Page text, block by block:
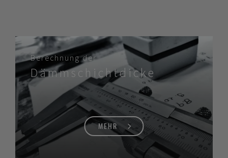
Berechnung der
Dämmschichtdicke
MEHR